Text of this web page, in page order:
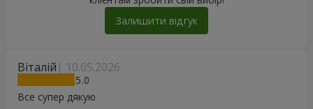
Віталій 10.05.2026
5
Все супер дякую
Залишити відгук